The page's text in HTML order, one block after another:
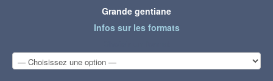
Grande gentiane
Infos sur les formats